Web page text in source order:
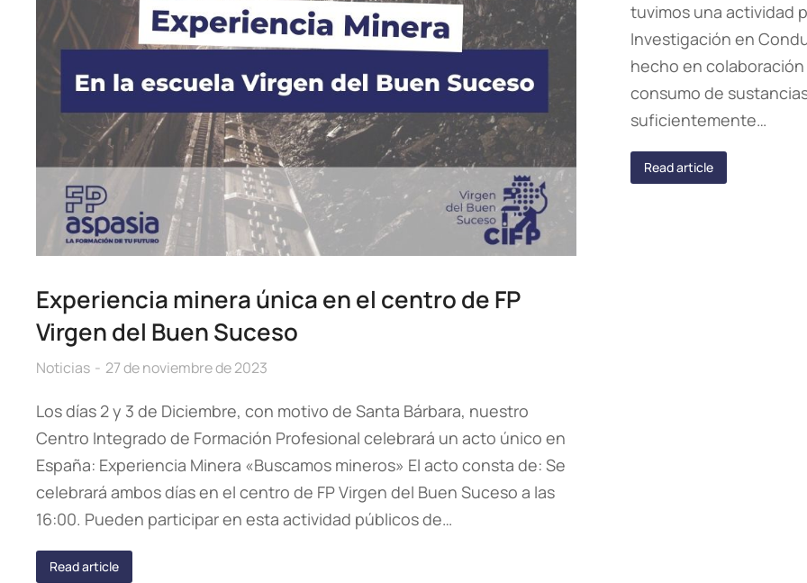
Experiencia minera única en el centro de FP
Virgen del Buen Suceso
Noticias 27 de noviembre de 2023
Los días 2 y 3 de Diciembre, con motivo de Santa Bárbara, nuestro
Centro Integrado de Formación Profesional celebrará un acto único en
España: Experiencia Minera «Buscamos mineros» El acto consta de: Se
celebrará ambos días en el centro de FP Virgen del Buen Suceso a las
16:00. Pueden participar en esta actividad públicos de…
Read article
tuvimos una actividad
Investigación en
hecho en
consumo de
suficientemente…
Read article